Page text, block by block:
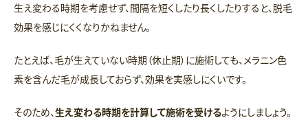
生え変わる時期を考慮せず、間隔を短くしたり長くしたりすると、脱毛
効果を感じにくくなりかねません。
たとえば、毛が生えていない時期（休止期）に施術しても、メラニン色
素を含んだ毛が成長しておらず、効果を実感しにくいです。
そのため、生え変わる時期を計算して施術を受けるようにしましょう。